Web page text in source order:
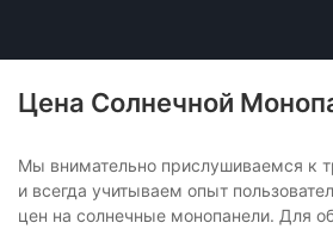
Цена Солнечной
Мы внимательно прислушиваемся к
и всегда учитываем опыт
цен на солнечные монопанели. Для